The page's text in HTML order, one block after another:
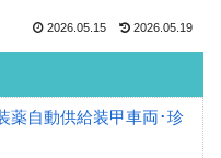
2026.05.15 2026.05.19
薬自動供給装甲車両･珍